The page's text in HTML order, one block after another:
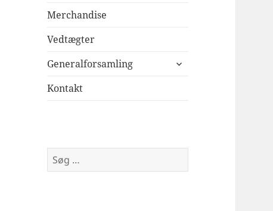
Merchandise
Vedtægter
Generalforsamling
udvid
Kontakt
Søg
efter: